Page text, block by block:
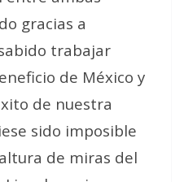
gracias a
trabajar
de México y
de nuestra
sido imposible
de miras del